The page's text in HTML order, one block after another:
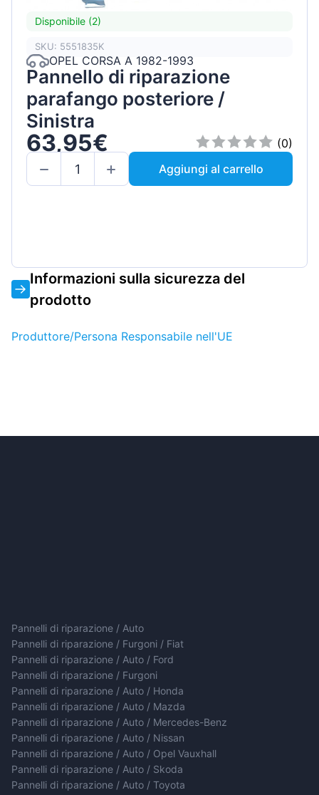
Disponibile (2)
SKU: 5551835K
OPEL CORSA A 1982-1993
Pannello di riparazione
parafango posteriore /
Sinistra
63,95€
(0)
Aggiungi al carrello
Informazioni sulla sicurezza del
prodotto
Produttore/Persona Responsabile nell'UE
Pannelli di riparazione / Auto
Pannelli di riparazione / Furgoni / Fiat
Pannelli di riparazione / Auto / Ford
Pannelli di riparazione / Furgoni
Pannelli di riparazione / Auto / Honda
Pannelli di riparazione / Auto / Mazda
Pannelli di riparazione / Auto / Mercedes-Benz
Pannelli di riparazione / Auto / Nissan
Pannelli di riparazione / Auto / Opel Vauxhall
Pannelli di riparazione / Auto / Skoda
Pannelli di riparazione / Auto / Toyota